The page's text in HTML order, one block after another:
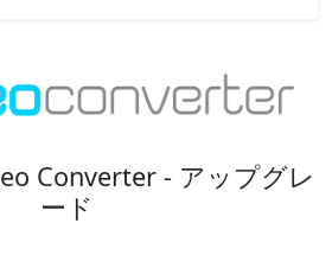
Converter - アップグレ
ード